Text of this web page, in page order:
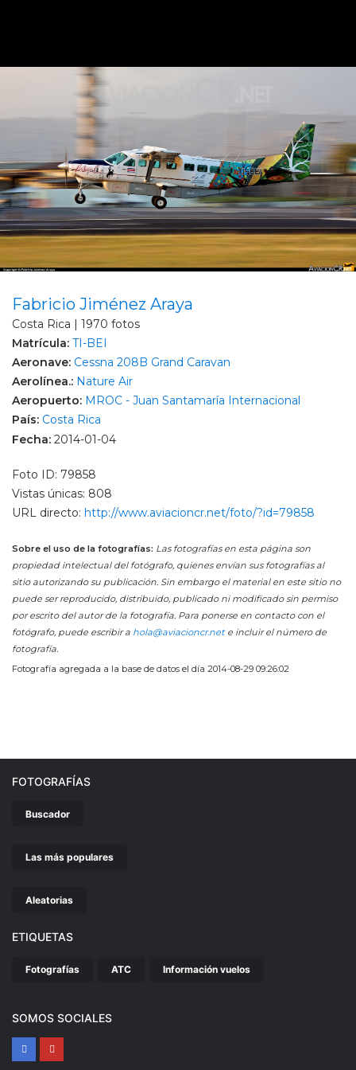
Fabricio Jiménez Araya
Costa Rica | 1970 fotos
Matrícula: TI-BEI
Aeronave: Cessna 208B Grand Caravan
Aerolínea.: Nature Air
Aeropuerto: MROC - Juan Santamaría Internacional
País: Costa Rica
Fecha: 2014-01-04
Foto ID: 79858
Vistas únicas: 808
URL directo: http://www.aviacioncr.net/foto/?id=79858
Sobre el uso de la fotografías: Las fotografías en esta página son
propiedad intelectual del fotógrafo, quienes envían sus fotografías al
sitio autorizando su publicación. Sin embargo el material en este sitio no
puede ser reproducido, distribuido, publicado ni modificado sin permiso
por escrito del autor de la fotografía. Para ponerse en contacto con el
fotógrafo, puede escribir a hola@aviacioncr.nete incluir el número de
fotografía.
Fotografía agregada a la base de datos el día 2014-08-29 09:26:02
FOTOGRAFÍAS
Buscador
Las más populares
Aleatorias
ETIQUETAS
Fotografías ATC Información vuelos
SOMOS SOCIALES